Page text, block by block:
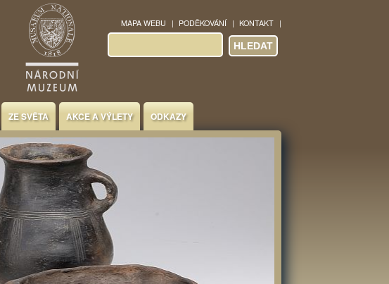
MAPA WEBU PODĚKOVÁNÍ KONTAKT
Vyhledávání
HLEDAT
ZE SVĚTA AKCE A VÝLETY ODKAZY